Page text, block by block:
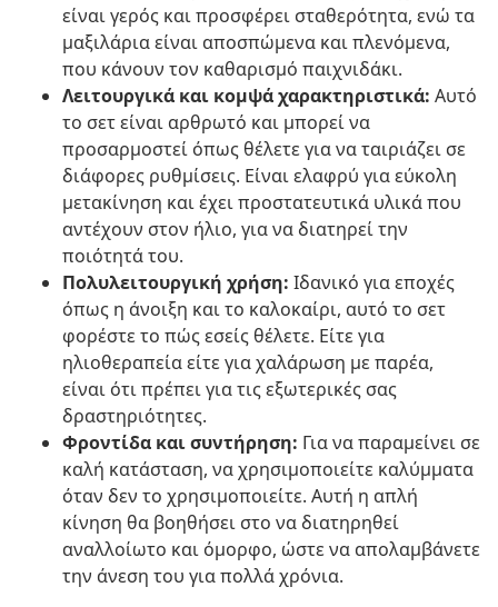
είναι γερός και προσφέρει σταθερότητα, ενώ τα
μαξιλάρια είναι αποσπώμενα και πλενόμενα,
που κάνουν τον καθαρισμό παιχνιδάκι.
Λειτουργικά και κομψά χαρακτηριστικά: Αυτό
το σετ είναι αρθρωτό και μπορεί να
προσαρμοστεί όπως θέλετε για να ταιριάζει σε
διάφορες ρυθμίσεις. Είναι ελαφρύ για εύκολη
μετακίνηση και έχει προστατευτικά υλικά που
αντέχουν στον ήλιο, για να διατηρεί την
ποιότητά του.
Πολυλειτουργική χρήση: Ιδανικό για εποχές
όπως η άνοιξη και το καλοκαίρι, αυτό το σετ
φορέστε το πώς εσείς θέλετε. Είτε για
ηλιοθεραπεία είτε για χαλάρωση με παρέα,
είναι ότι πρέπει για τις εξωτερικές σας
δραστηριότητες.
Φροντίδα και συντήρηση: Για να παραμείνει σε
καλή κατάσταση, να χρησιμοποιείτε καλύμματα
όταν δεν το χρησιμοποιείτε. Αυτή η απλή
κίνηση θα βοηθήσει στο να διατηρηθεί
αναλλοίωτο και όμορφο, ώστε να απολαμβάνετε
την άνεση του για πολλά χρόνια.